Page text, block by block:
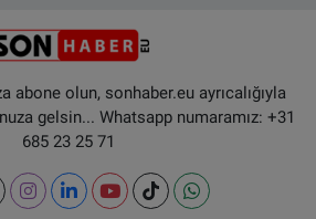
abone olun, sonhaber.eu ayrıcalığıyla
gelsin... Whatsapp numaramız: +31
685 23 25 71